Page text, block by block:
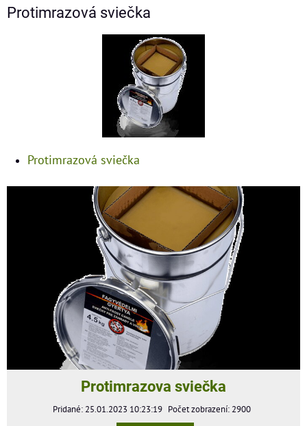
Protimrazová sviečka
Protimrazová sviečka
Protimrazova sviečka
Pridané: 25.01.2023 10:23:19 Počet zobrazení: 2900